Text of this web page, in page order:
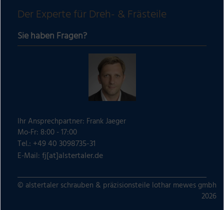
Der Experte für Dreh- & Frästeile
Sie haben Fragen?
Ihr Ansprechpartner: Frank Jaeger
Mo-Fr: 8:00 - 17:00
Tel.: +49 40 3098735-31
E-Mail: fj[at]alstertaler.de
© alstertaler schrauben & präzisionsteile lothar mewes gmbh
2026